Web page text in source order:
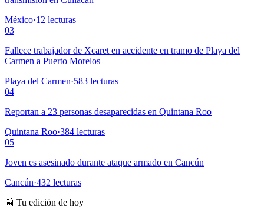
México·12 lecturas
03
Fallece trabajador de Xcaret en accidente en tramo de Playa del
Carmen a Puerto Morelos
Playa del Carmen·583 lecturas
04
Reportan a 23 personas desaparecidas en Quintana Roo
Quintana Roo·384 lecturas
05
Joven es asesinado durante ataque armado en Cancún
Cancún·432 lecturas
📰 Tu edición de hoy